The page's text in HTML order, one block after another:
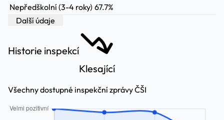
Nepředškolní (3-4 roky) 67.7%
Další údaje
Historie inspekcí
Klesající
Všechny dostupné inspekční zprávy ČŠI